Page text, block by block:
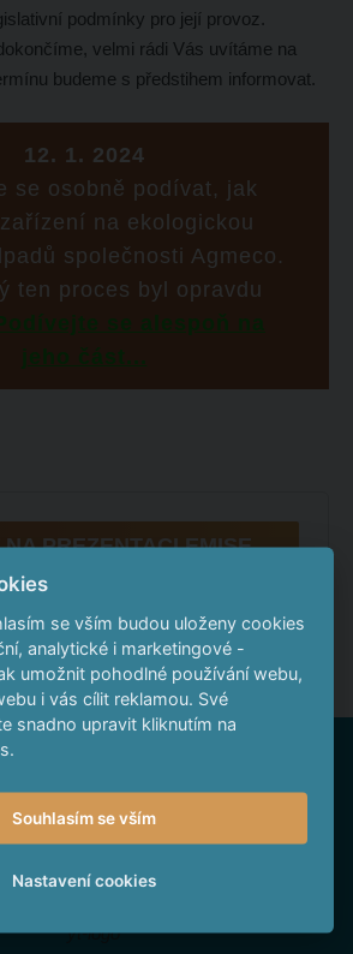
podmínky pro její provoz.
velmi rádi Vás uvítáme na
budeme s předstihem informovat.
12. 1. 2024
se osobně podívat, jak
na ekologickou
společnosti Agmeco.
ten proces byl opravdu
se alespoň na
jeho část...
PREZENTACI EMISE
se vším budou uloženy cookies
analytické i marketingové -
umožnit pohodlné používání webu,
i vás cílit reklamou. Své
snadno upravit kliknutím na
Souhlasím se vším
Nastavení cookies